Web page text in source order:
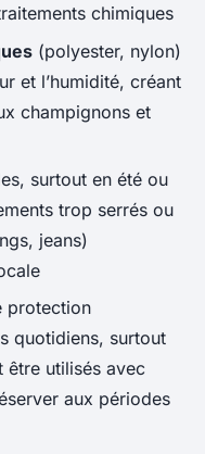
chimiques
(polyester, nylon)
et l’humidité, créant
champignons et
surtout en été ou
trop serrés ou
jeans)
protection
quotidiens, surtout
être utilisés avec
aux périodes